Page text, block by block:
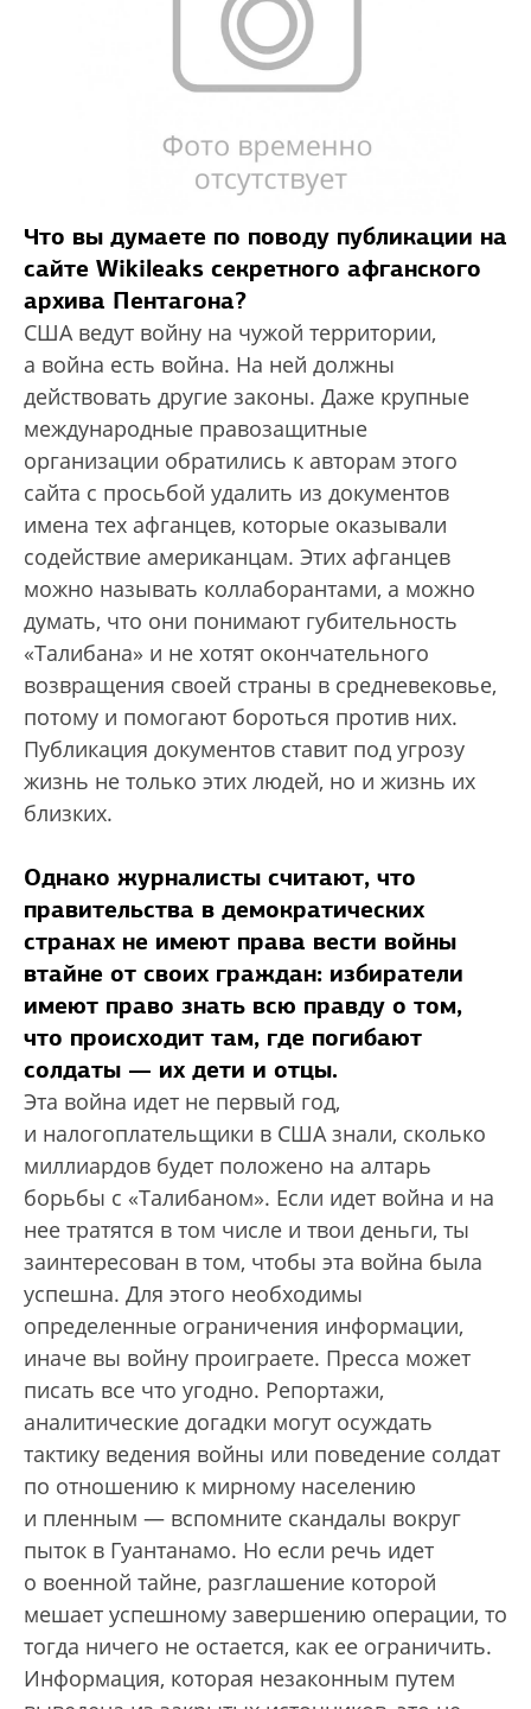
Что вы думаете по поводу публикации на
сайте Wikileaks секретного афганского
архива Пентагона?
США ведут войну на чужой территории,
а война есть война. На ней должны
действовать другие законы. Даже крупные
международные правозащитные
организации обратились к авторам этого
сайта с просьбой удалить из документов
имена тех афганцев, которые оказывали
содействие американцам. Этих афганцев
можно называть коллаборантами, а можно
думать, что они понимают губительность
«Талибана» и не хотят окончательного
возвращения своей страны в средневековье,
потому и помогают бороться против них.
Публикация документов ставит под угрозу
жизнь не только этих людей, но и жизнь их
близких.
Однако журналисты считают, что
правительства в демократических
странах не имеют права вести войны
втайне от своих граждан: избиратели
имеют право знать всю правду о том,
что происходит там, где погибают
солдаты — их дети и отцы.
Эта война идет не первый год,
и налогоплательщики в США знали, сколько
миллиардов будет положено на алтарь
борьбы с «Талибаном». Если идет война и на
нее тратятся в том числе и твои деньги, ты
заинтересован в том, чтобы эта война была
успешна. Для этого необходимы
определенные ограничения информации,
иначе вы войну проиграете. Пресса может
писать все что угодно. Репортажи,
аналитические догадки могут осуждать
тактику ведения войны или поведение солдат
по отношению к мирному населению
и пленным — вспомните скандалы вокруг
пыток в Гуантанамо. Но если речь идет
о военной тайне, разглашение которой
мешает успешному завершению операции, то
тогда ничего не остается, как ее ограничить.
Информация, которая незаконным путем